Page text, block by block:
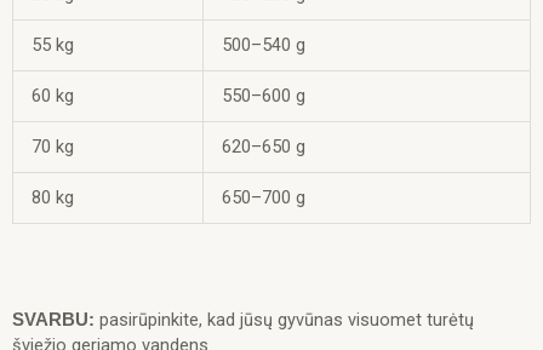
55 kg 500–540 g
60 kg 550–600 g
70 kg 620–650 g
80 kg 650–700 g
SVARBU: pasirūpinkite, kad jūsų gyvūnas visuomet turėtų
šviežio geriamo vandens.